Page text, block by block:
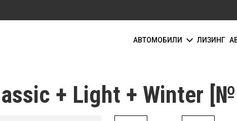
АВТОМОБИЛИ ЛИЗИНГ
+ Light + Winter